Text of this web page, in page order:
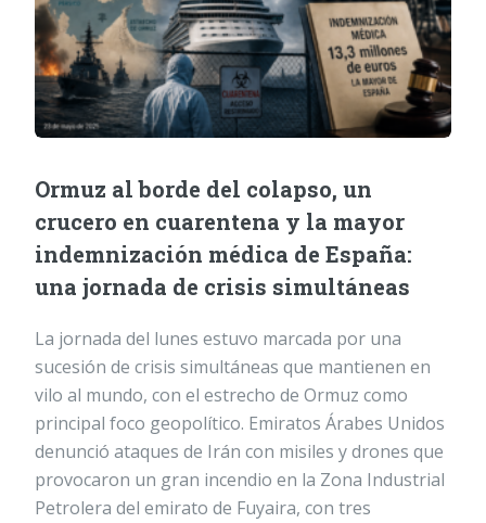
Ormuz al borde del colapso, un
crucero en cuarentena y la mayor
indemnización médica de España:
una jornada de crisis simultáneas
La jornada del lunes estuvo marcada por una
sucesión de crisis simultáneas que mantienen en
vilo al mundo, con el estrecho de Ormuz como
principal foco geopolítico. Emiratos Árabes Unidos
denunció ataques de Irán con misiles y drones que
provocaron un gran incendio en la Zona Industrial
Petrolera del emirato de Fuyaira, con tres